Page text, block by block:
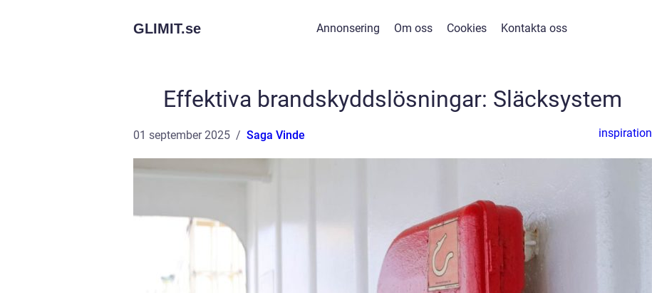
GLIMIT.se Annonsering Om oss Cookies Kontakta oss
Effektiva brandskyddslösningar: Släcksystem
01 september 2025 Saga Vinde inspiration